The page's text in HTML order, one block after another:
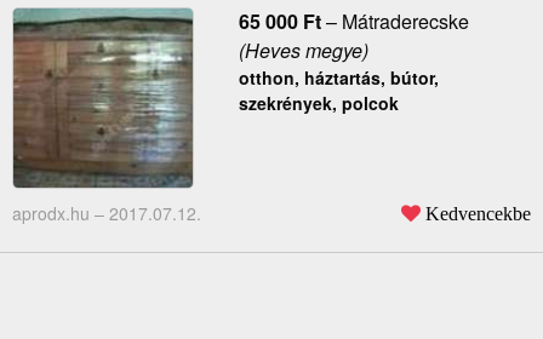
65 000 Ft– Mátraderecske
(Heves megye)
otthon, háztartás, bútor,
szekrények, polcok
aprodx.hu – 2017.07.12. Kedvencekbe